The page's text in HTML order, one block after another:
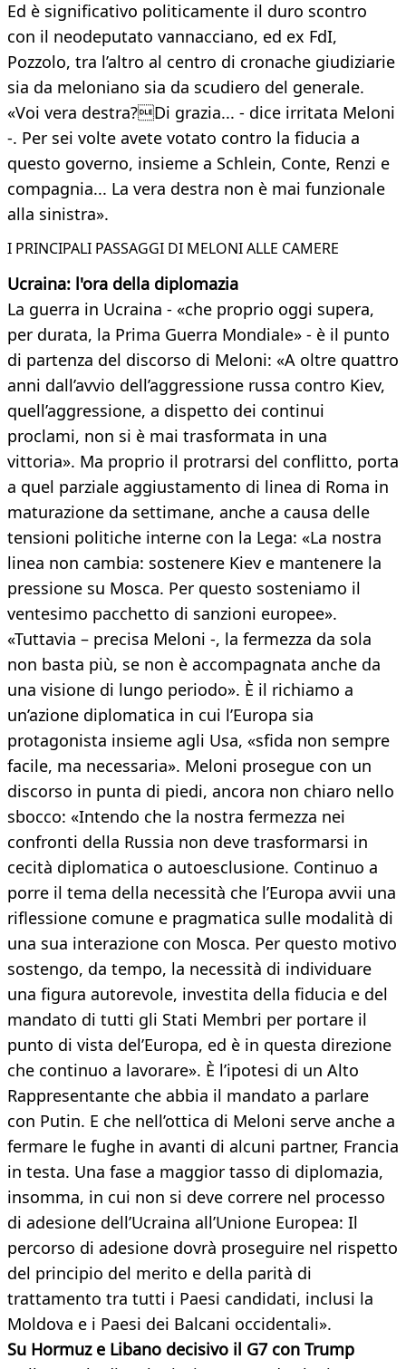
Ed è significativo politicamente il duro scontro
con il neodeputato vannacciano, ed ex FdI,
Pozzolo, tra l’altro al centro di cronache giudiziarie
sia da meloniano sia da scudiero del generale.
«Voi vera destra?Di grazia... - dice irritata Meloni
-. Per sei volte avete votato contro la fiducia a
questo governo, insieme a Schlein, Conte, Renzi e
compagnia... La vera destra non è mai funzionale
alla sinistra».
I PRINCIPALI PASSAGGI DI MELONI ALLE CAMERE
Ucraina: l'ora della diplomazia
La guerra in Ucraina - «che proprio oggi supera,
per durata, la Prima Guerra Mondiale» - è il punto
di partenza del discorso di Meloni: «A oltre quattro
anni dall’avvio dell’aggressione russa contro Kiev,
quell’aggressione, a dispetto dei continui
proclami, non si è mai trasformata in una
vittoria». Ma proprio il protrarsi del conflitto, porta
a quel parziale aggiustamento di linea di Roma in
maturazione da settimane, anche a causa delle
tensioni politiche interne con la Lega: «La nostra
linea non cambia: sostenere Kiev e mantenere la
pressione su Mosca. Per questo sosteniamo il
ventesimo pacchetto di sanzioni europee».
«Tuttavia – precisa Meloni -, la fermezza da sola
non basta più, se non è accompagnata anche da
una visione di lungo periodo». È il richiamo a
un’azione diplomatica in cui l’Europa sia
protagonista insieme agli Usa, «sfida non sempre
facile, ma necessaria». Meloni prosegue con un
discorso in punta di piedi, ancora non chiaro nello
sbocco: «Intendo che la nostra fermezza nei
confronti della Russia non deve trasformarsi in
cecità diplomatica o autoesclusione. Continuo a
porre il tema della necessità che l’Europa avvii una
riflessione comune e pragmatica sulle modalità di
una sua interazione con Mosca. Per questo motivo
sostengo, da tempo, la necessità di individuare
una figura autorevole, investita della fiducia e del
mandato di tutti gli Stati Membri per portare il
punto di vista del’Europa, ed è in questa direzione
che continuo a lavorare». È l’ipotesi di un Alto
Rappresentante che abbia il mandato a parlare
con Putin. E che nell’ottica di Meloni serve anche a
fermare le fughe in avanti di alcuni partner, Francia
in testa. Una fase a maggior tasso di diplomazia,
insomma, in cui non si deve correre nel processo
di adesione dell’Ucraina all’Unione Europea: Il
percorso di adesione dovrà proseguire nel rispetto
del principio del merito e della parità di
trattamento tra tutti i Paesi candidati, inclusi la
Moldova e i Paesi dei Balcani occidentali».
Su Hormuz e Libano decisivo il G7 con Trump